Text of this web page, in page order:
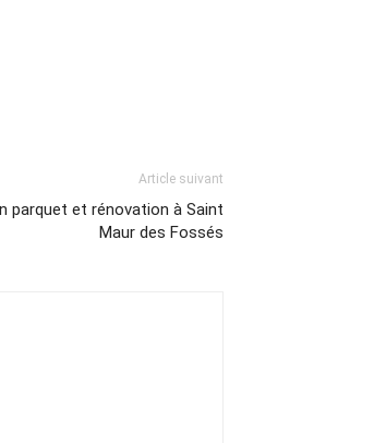
Article suivant
parquet et rénovation à Saint
Maur des Fossés